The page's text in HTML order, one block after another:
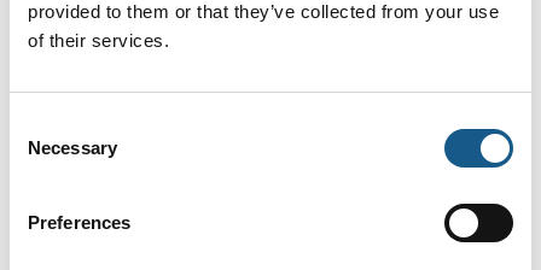
provided to them or that they’ve collected from your use
of their services.
Selection
Necessary
Preferences
På messen
TEMPERATURSENSORER KAN NU FÅS TIL